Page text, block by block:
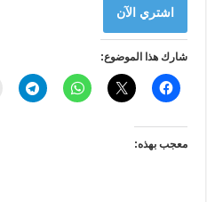
اشتري الآن
شارك هذا الموضوع:
معجب بهذه: